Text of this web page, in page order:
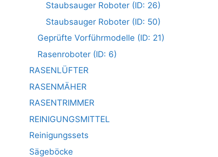
Staubsauger Roboter (ID: 26)
Staubsauger Roboter (ID: 50)
Geprüfte Vorführmodelle (ID: 21)
Rasenroboter (ID: 6)
RASENLÜFTER
RASENMÄHER
RASENTRIMMER
REINIGUNGSMITTEL
Reinigungssets
Sägeböcke